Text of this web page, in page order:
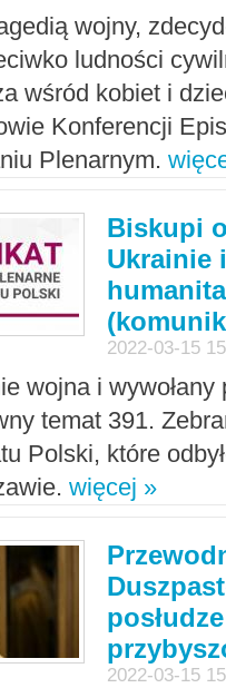
wojny,
ludności
wśród kobiet i
Konferencji
Plenarnym.
Biskupi
Ukrainie
2022-03-15
wojna i
temat 391.
Polski, które
więcej »
2022-03-15